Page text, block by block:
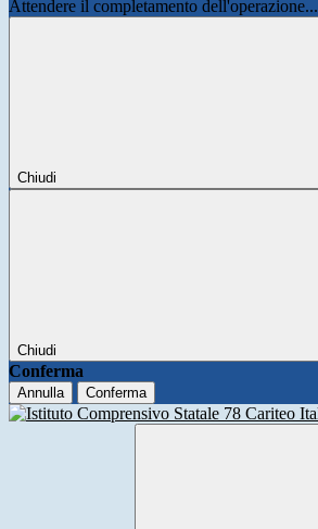
Attendere il completamento dell'operazione...
Chiudi
Chiudi
Conferma
Annulla Conferma